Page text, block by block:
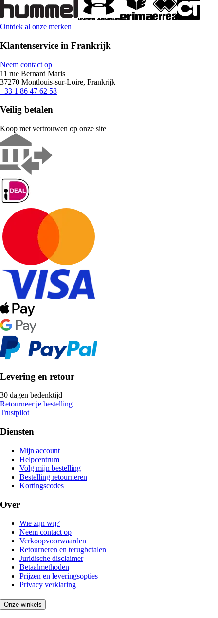
Ontdek al onze merken
Klantenservice in Frankrijk
Neem contact op
11 rue Bernard Maris
37270 Montlouis-sur-Loire, Frankrijk
+33 1 86 47 62 58
Veilig betalen
Koop met vertrouwen op onze site
Levering en retour
30 dagen bedenktijd
Retourneer je bestelling
Trustpilot
Diensten
Mijn account
Helpcentrum
Volg mijn bestelling
Bestelling retourneren
Kortingscodes
Over
Wie zijn wij?
Neem contact op
Verkoopvoorwaarden
Retourneren en terugbetalen
Juridische disclaimer
Betaalmethoden
Prijzen en leveringsopties
Privacy verklaring
Onze winkels